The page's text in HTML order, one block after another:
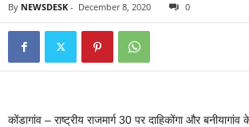
By NEWSDESK - December 8, 2020 0
कोंडागांव – राष्ट्रीय राजमार्ग 30 पर दाहिकोंगा और